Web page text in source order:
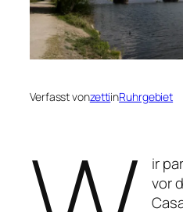
Verfasst vonzettiinRuhrgebiet
ir
vor